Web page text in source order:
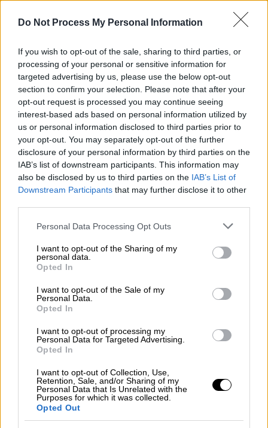
Do Not Process My Personal Information
If you wish to opt-out of the sale, sharing to third parties, or
processing of your personal or sensitive information for
targeted advertising by us, please use the below opt-out
section to confirm your selection. Please note that after your
opt-out request is processed you may continue seeing
interest-based ads based on personal information utilized by
us or personal information disclosed to third parties prior to
your opt-out. You may separately opt-out of the further
disclosure of your personal information by third parties on the
IAB’s list of downstream participants. This information may
also be disclosed by us to third parties on the IAB’s List of
Downstream Participants that may further disclose it to other
Please note that this website/app uses one or more Google
not limited to your visit or usage behaviour. You may click to
grant or deny consent to Google and its third-party tags to
use your data for below specified purposes in below Google
consent section.
Personal Data Processing Opt Outs
I want to opt-out of the Sharing of my
personal data.
Opted In
I want to opt-out of the Sale of my
Personal Data.
Opted In
I want to opt-out of processing my
Personal Data for Targeted Advertising.
Opted In
I want to opt-out of Collection, Use,
Retention, Sale, and/or Sharing of my
Personal Data that Is Unrelated with the
Purposes for which it was collected.
Opted Out
ΜΑΓΝΗΣΙΑΣ 419
ΜΗΛΟΥ 17
ΜΥΚΟΝΟΥ 15
ΝΑΞΟΥ 87
ΝΗΣΩΝ 205
ΝΟΤΙΟΥ ΤΟΜΕΑ ΑΘΗΝΩΝ 1281
ΞΑΝΘΗΣ 172
ΠΑΡΟΥ 60
ΠΕΙΡΑΙΩΣ 1176
ΠΕΛΛΑΣ 278
ΠΙΕΡΙΑΣ 200
ΠΡΕΒΕΖΑΣ 130
ΡΕΘΥΜΝΟΥ 209
ΡΟΔΟΥ 215
ΣΑΜΟΥ 69
ΣΕΡΡΩΝ 382
ΣΠΟΡΑΔΩΝ 38
ΤΗΝΟΥ 32
ΤΡΙΚΑΛΩΝ 271
ΦΛΩΡΙΝΑΣ 113
ΦΩΚΙΔΑΣ 73
ΧΑΛΚΙΔΙΚΗΣ 197